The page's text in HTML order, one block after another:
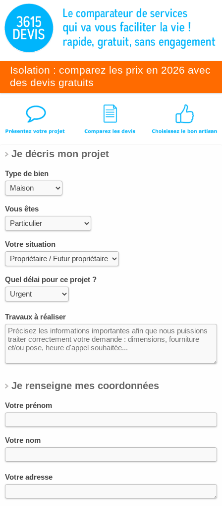
Isolation : comparez les prix en 2026 avec
des devis gratuits
Je décris mon projet
Type de bien
Vous êtes
Votre situation
Quel délai pour ce projet ?
Travaux à réaliser
Je renseigne mes coordonnées
Votre prénom
Votre nom
Votre adresse